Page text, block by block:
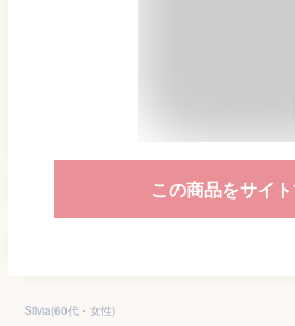
この商品をサイ
Silvia(60代・女性)